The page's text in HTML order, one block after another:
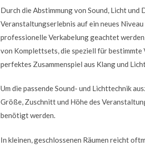
Durch die Abstimmung von Sound, Licht
Veranstaltungserlebnis auf ein neues
professionelle Verkabelung geachtet
von Komplettsets, die speziell für
perfektes Zusammenspiel aus Klang und
Um die passende Sound- und Lichttechnik
Größe, Zuschnitt und Höhe des
benötigt werden.
In kleinen, geschlossenen Räumen reicht